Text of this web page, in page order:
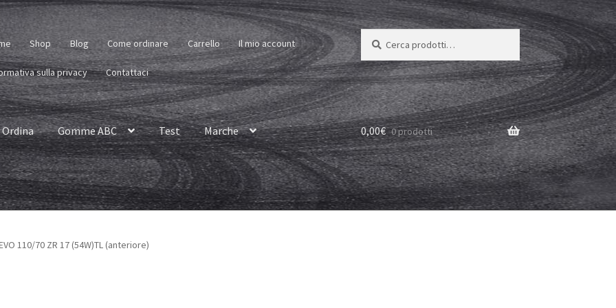
Shop Blog Come ordinare Carrello Il mio account
sulla privacy Contattaci
Cerca:
Cerca
Ordina Gomme ABC Test Marche 0,00€ 0 prodotti
110/70 ZR 17 (54W)TL (anteriore)